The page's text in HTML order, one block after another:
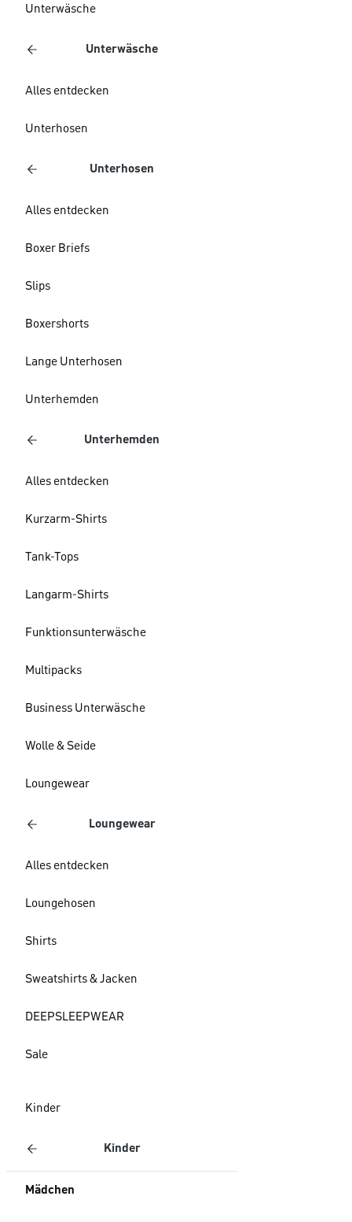
Unterwäsche
Unterwäsche
Alles entdecken
Unterhosen
Unterhosen
Alles entdecken
Boxer Briefs
Slips
Boxershorts
Lange Unterhosen
Unterhemden
Unterhemden
Alles entdecken
Kurzarm-Shirts
Tank-Tops
Langarm-Shirts
Funktionsunterwäsche
Multipacks
Business Unterwäsche
Wolle & Seide
Loungewear
Loungewear
Alles entdecken
Loungehosen
Shirts
Sweatshirts & Jacken
DEEPSLEEPWEAR
Sale
Kinder
Kinder
Mädchen